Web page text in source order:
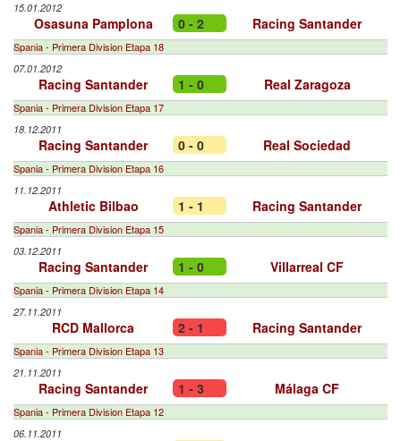
15.01.2012
Osasuna Pamplona 0 - 2 Racing Santander
Spania - Primera Division Etapa 18
07.01.2012
Racing Santander 1 - 0 Real Zaragoza
Spania - Primera Division Etapa 17
18.12.2011
Racing Santander 0 - 0 Real Sociedad
Spania - Primera Division Etapa 16
11.12.2011
Athletic Bilbao 1 - 1 Racing Santander
Spania - Primera Division Etapa 15
03.12.2011
Racing Santander 1 - 0 Villarreal CF
Spania - Primera Division Etapa 14
27.11.2011
RCD Mallorca 2 - 1 Racing Santander
Spania - Primera Division Etapa 13
21.11.2011
Racing Santander 1 - 3 Málaga CF
Spania - Primera Division Etapa 12
06.11.2011